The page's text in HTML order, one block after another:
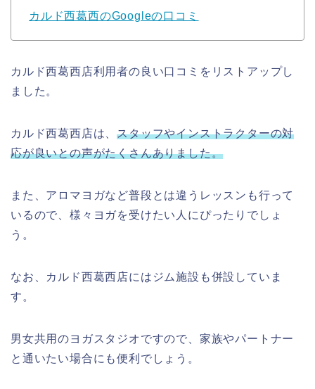
カルド西葛西のGoogleの口コミ
カルド西葛西店利用者の良い口コミをリストアップし
ました。
カルド西葛西店は、スタッフやインストラクターの対
応が良いとの声がたくさんありました。
また、アロマヨガなど普段とは違うレッスンも行って
いるので、様々ヨガを受けたい人にぴったりでしょ
う。
なお、カルド西葛西店にはジム施設も併設していま
す。
男女共用のヨガスタジオですので、家族やパートナー
と通いたい場合にも便利でしょう。